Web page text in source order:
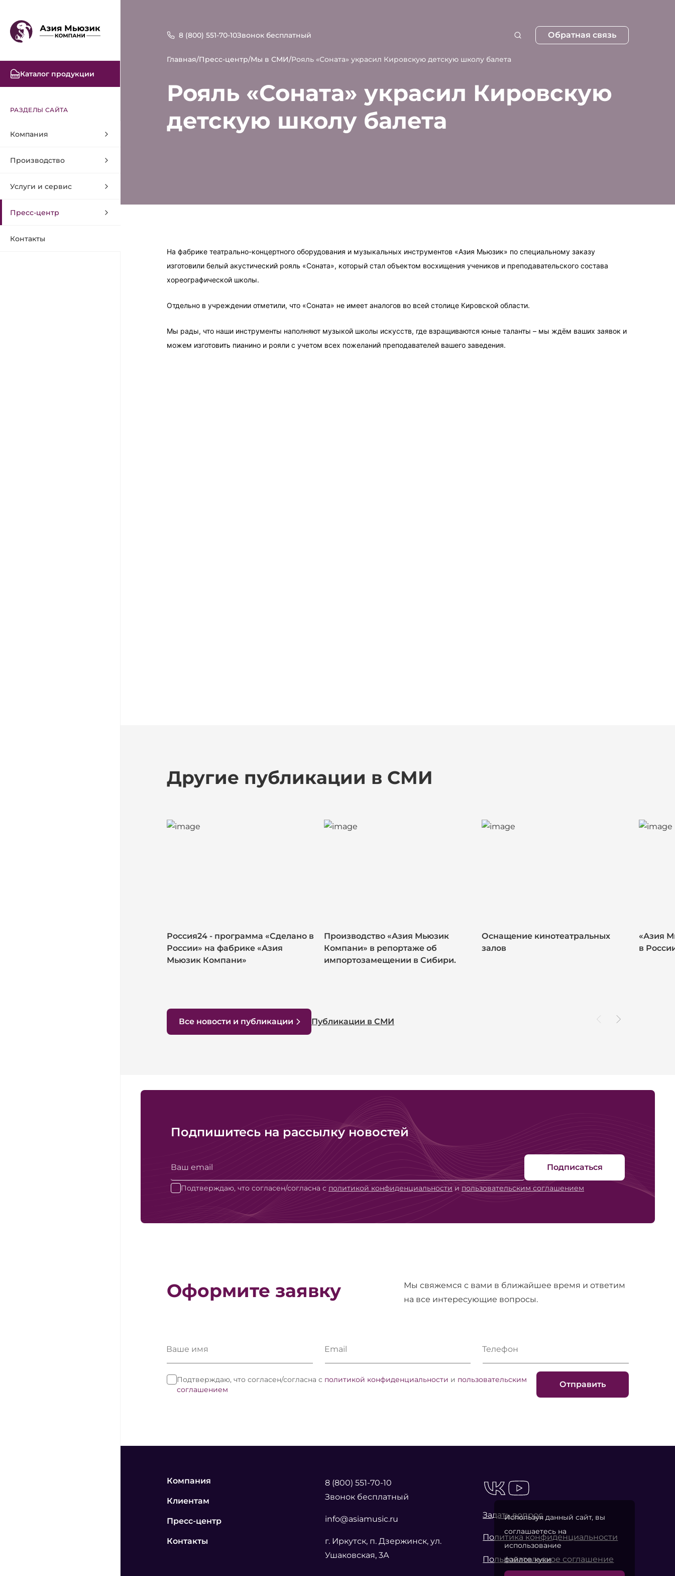
Каталог продукции
РАЗДЕЛЫ САЙТА
Компания
Производство
Услуги и сервис
Пресс-центр
Контакты
8 (800) 551-70-10Звонок бесплатный Обратная связь
Главная/Пресс-центр/Мы в СМИ/Рояль «Соната» украсил Кировскую детскую школу балета
Рояль «Соната» украсил Кировскую
детскую школу балета
На фабрике театрально-концертного оборудования и музыкальных инструментов «Азия Мьюзик» по специальному заказу
изготовили белый акустический рояль «Соната», который стал объектом восхищения учеников и преподавательского состава
хореографической школы.
Отдельно в учреждении отметили, что «Соната» не имеет аналогов во всей столице Кировской области.
Мы рады, что наши инструменты наполняют музыкой школы искусств, где взращиваются юные таланты – мы ждём ваших заявок и
можем изготовить пианино и рояли с учетом всех пожеланий преподавателей вашего заведения.
Другие публикации в СМИ
Россия24 - программа «Сделано в
России» на фабрике «Азия
Мьюзик Компани»
Производство «Азия Мьюзик
Компани» в репортаже об
импортозамещении в Сибири.
Оснащение кинотеатральных
залов
«Азия
в
Все новости и публикации Публикации в СМИ
Подпишитесь на рассылку новостей
Подписаться
Подтверждаю, что согласен/согласна с политикой конфиденциальностии пользовательским соглашением
Оформите заявку
Мы свяжемся с вами в ближайшее время и ответим
на все интересующие вопросы.
Ваше имя Email Телефон
Подтверждаю, что согласен/согласна с политикой конфиденциальности и пользовательским
соглашением
Отправить
Компания
Клиентам
Пресс-центр
Контакты
8 (800) 551-70-10
Звонок бесплатный
info@asiamusic.ru
г. Иркутск, п. Дзержинск, ул.
Ушаковская, 3А
Задать вопрос
Политика конфиденциальности
Пользовательское соглашение
Используя данный сайт, вы
соглашаетесь на
использование
файлов куки